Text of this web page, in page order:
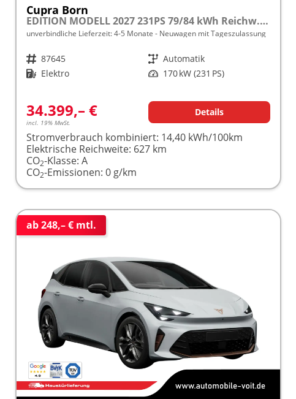
Cupra Born
EDITION MODELL 2027 231PS 79/84 kWh Reichw. 627km 5J. Cupra-Garantie frei konfigurierbar!
unverbindliche Lieferzeit: 4-5 Monate Neuwagen mit Tageszulassung
Fahrzeugnr. 87645 Getriebe Automatik
Kraftstoff Elektro Leistung 170 kW (231 PS)
34.399,– €
incl. 19% MwSt.
Details
Stromverbrauch kombiniert: 14,40 kWh/100km
Elektrische Reichweite: 627 km
CO2-Klasse: A
CO2-Emissionen: 0 g/km
ab 248,– € mtl.